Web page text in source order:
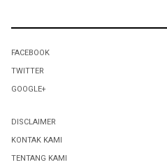
FACEBOOK
TWITTER
GOOGLE+
DISCLAIMER
KONTAK KAMI
TENTANG KAMI